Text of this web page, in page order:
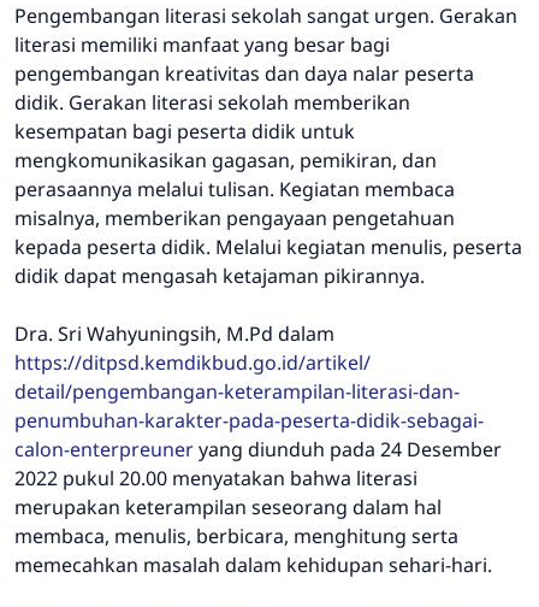
Pengembangan literasi sekolah sangat urgen. Gerakan
literasi memiliki manfaat yang besar bagi
pengembangan kreativitas dan daya nalar peserta
didik. Gerakan literasi sekolah memberikan
kesempatan bagi peserta didik untuk
mengkomunikasikan gagasan, pemikiran, dan
perasaannya melalui tulisan. Kegiatan membaca
misalnya, memberikan pengayaan pengetahuan
kepada peserta didik. Melalui kegiatan menulis, peserta
didik dapat mengasah ketajaman pikirannya.
Dra. Sri Wahyuningsih, M.Pd dalam
https://ditpsd.kemdikbud.go.id/artikel/
detail/pengembangan-keterampilan-literasi-dan-
penumbuhan-karakter-pada-peserta-didik-sebagai-
calon-enterpreuneryang diunduh pada 24 Desember
2022 pukul 20.00 menyatakan bahwa literasi
merupakan keterampilan seseorang dalam hal
membaca, menulis, berbicara, menghitung serta
memecahkan masalah dalam kehidupan sehari-hari.